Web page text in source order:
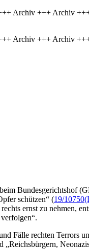
Archiv +++ Archiv
Archiv +++ Archiv
Bundesgerichtshof
schützen“ (19/10750
ernst zu nehmen,
Fälle rechten Terrors